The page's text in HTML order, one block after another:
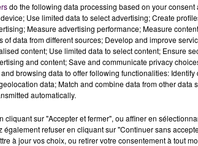
type ballerines", précise la
avez la moindre info, contactez le
do the following data processing based on your
Use limited data to select advertising; Create
Measure advertising performance; Measure
of data from different sources; Develop and improve
content; Use limited data to select content; Ensure
and content; Save and communicate privacy
browsing data to offer following functionalities:
data; Match and combine data from other data
automatically.
cliquant sur "Accepter et fermer", ou affiner en
également refuser en cliquant sur "Continuer sans
à jour vos choix, ou retirer votre consentement à tout